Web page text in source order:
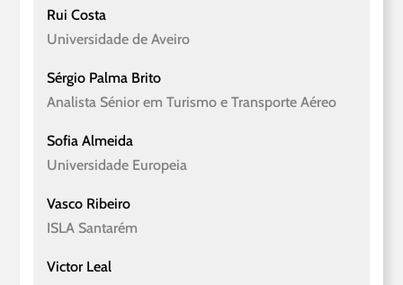
Rui Costa
Universidade de Aveiro
Sérgio Palma Brito
Analista Sénior em Turismo e Transporte Aéreo
Sofia Almeida
Universidade Europeia
Vasco Ribeiro
ISLA Santarém
Victor Leal